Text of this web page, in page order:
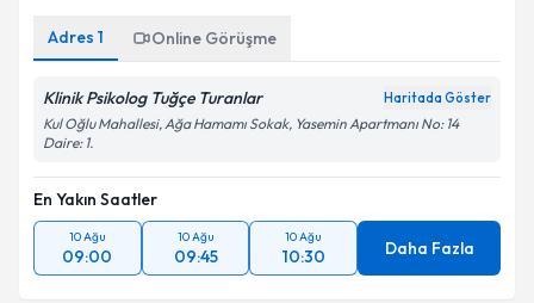
Adres 1 Online Görüşme
Klinik Psikolog Tuğçe Turanlar Haritada Göster
Kul Oğlu Mahallesi, Ağa Hamamı Sokak, Yasemin Apartmanı No: 14
Daire: 1.
En Yakın Saatler
10 Ağu
09:00
10 Ağu
09:45
10 Ağu
10:30 Daha Fazla